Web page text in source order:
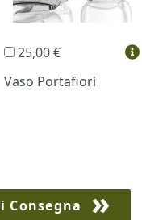
25,00 €
Vaso Portafiori
Consegna